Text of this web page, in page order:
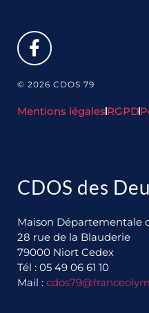
© 2026 CDOS 79
Mentions légales RGPD
CDOS des
Maison Départementale
28 rue de la Blauderie
79000 Niort Cedex
Tél : 05 49 06 61 10
Mail :